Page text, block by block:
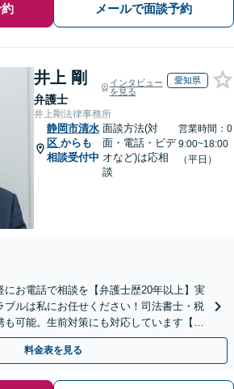
メールで面談予約
井上 剛
弁護士
インタビュー
を見る
愛知県
井上剛法律事務所
静岡市清水
区 からも
相談受付中
面談方法(対
面・電話・ビデ
オなど)は応相
談
営業時間：0
9:00~18:00
（平日）
にお電話で相談を【弁護士歴20年以上】実
ブルは私にお任せください！司法書士・税
可能。生前対策にも対応しています【夜
室・秘密厳守】
料金表を見る